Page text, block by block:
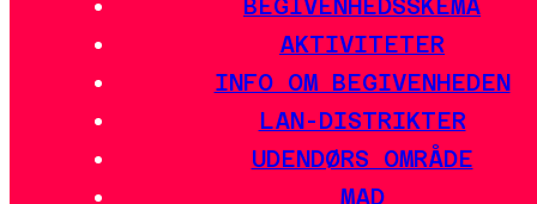
BEGIVENHEDSSKEMA
AKTIVITETER
INFO OM BEGIVENHEDEN
LAN-DISTRIKTER
UDENDØRS OMRÅDE
MAD